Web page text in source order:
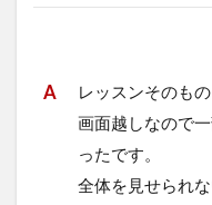
レッスンそのも
画面越しなので
ったです。
全体を見せられな